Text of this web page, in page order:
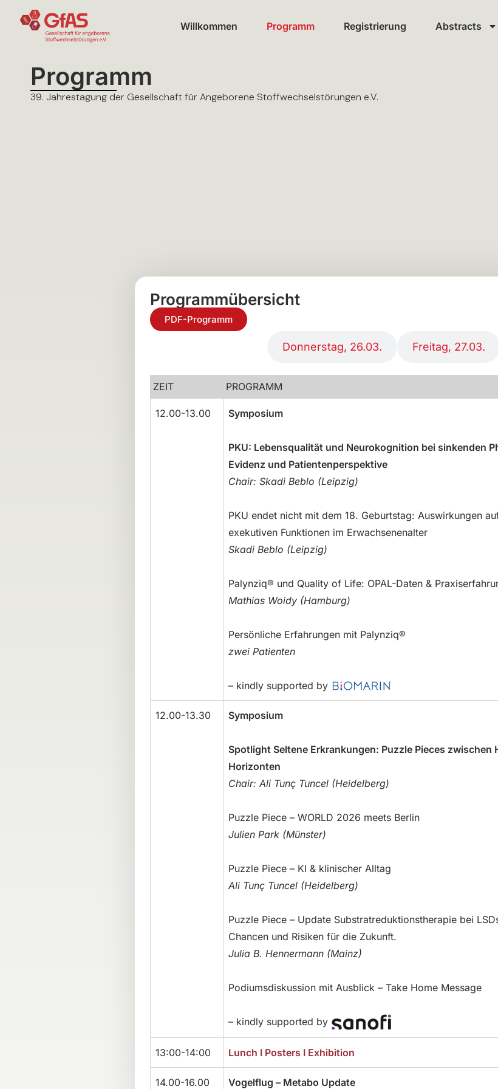
Willkommen Programm Registrierung Abstracts
Programm
39. Jahrestagung der Gesellschaft für Angeborene Stoffwechselstörungen e.V.
Programmübersicht
PDF-Programm
Donnerstag, 26.03. Freitag, 27.03.
ZEIT PROGRAMM
12.00-13.00 Symposium
PKU: Lebensqualität und Neurokognition bei sinkenden
Evidenz und Patientenperspektive
Chair: Skadi Beblo (Leipzig)
PKU endet nicht mit dem 18. Geburtstag: Auswirkungen
exekutiven Funktionen im Erwachsenenalter
Skadi Beblo (Leipzig)
Palynziq® und Quality of Life: OPAL-Daten &
Mathias Woidy (Hamburg)
Persönliche Erfahrungen mit Palynziq®
zwei Patienten
– kindly supported by
12.00-13.30 Symposium
Spotlight Seltene Erkrankungen: Puzzle Pieces zwischen
Horizonten
Chair: Ali Tunç Tuncel (Heidelberg)
Puzzle Piece – WORLD 2026 meets Berlin
Julien Park (Münster)
Puzzle Piece – KI & klinischer Alltag
Ali Tunç Tuncel (Heidelberg)
Puzzle Piece – Update Substratreduktionstherapie bei
Chancen und Risiken für die Zukunft.
Julia B. Hennermann (Mainz)
Podiumsdiskussion mit Ausblick – Take Home Message
– kindly supported by
13:00-14:00 Lunch I Posters I Exhibition
14.00-16.00 Vogelflug – Metabo Update